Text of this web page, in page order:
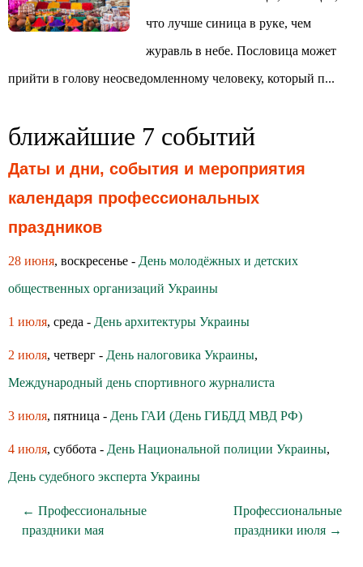
что лучше синица в руке, чем
журавль в небе. Пословица может
прийти в голову неосведомленному человеку, который п...
ближайшие 7 событий
Даты и дни, события и мероприятия
календаря профессиональных
праздников
28 июня, воскресенье - День молодёжных и детских
общественных организаций Украины
1 июля, среда - День архитектуры Украины
2 июля, четверг - День налоговика Украины,
Международный день спортивного журналиста
3 июля, пятница - День ГАИ (День ГИБДД МВД РФ)
4 июля, суббота - День Национальной полиции Украины,
День судебного эксперта Украины
← Профессиональные
праздники мая
Профессиональные
праздники июля →